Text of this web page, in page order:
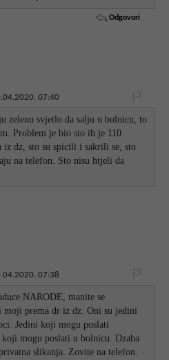
Odgovori
07:40
zeleno svjetlo da salju u bolnicu, to
Problem je bio sto ih je 110
iz dz, sto su spicili i sakrili se, sto
na telefon. Sto nisu htjeli da
07:38
NARODE, manite se
prema dr iz dz. Oni su jedini
Jedini koji mogu poslati
mogu poslati u bolnicu. Dzaba
slikanja. Zovite na telefon.